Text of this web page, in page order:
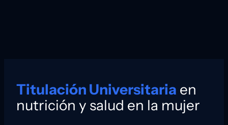
Titulación Universitaria en
nutrición y salud en la mujer